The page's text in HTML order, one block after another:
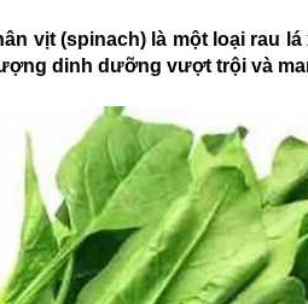
vịt (spinach) là một loại rau
dinh dưỡng vượt trội và